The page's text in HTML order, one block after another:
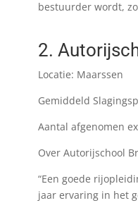
bestuurder wordt,
2.
Locatie: Maarssen
Gemiddeld
Aantal afgenomen
Over Autorijschool
“Een goede
jaar ervaring in het